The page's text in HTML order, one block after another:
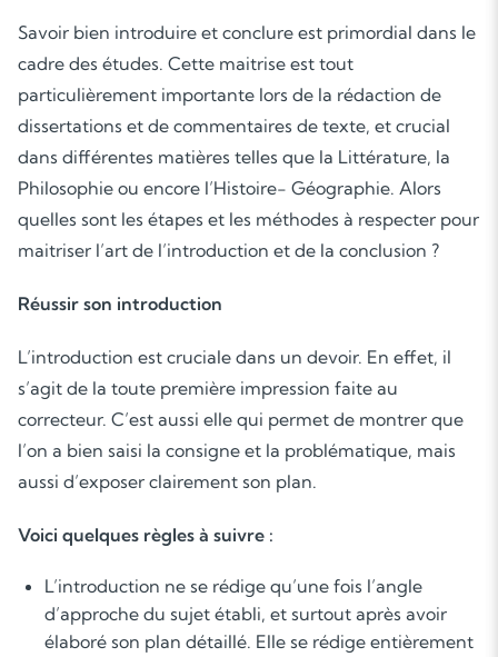
Savoir bien introduire et conclure est primordial dans le
cadre des études. Cette maitrise est tout
particulièrement importante lors de la rédaction de
dissertations et de commentaires de texte, et crucial
dans différentes matières telles que la Littérature, la
Philosophie ou encore l’Histoire- Géographie. Alors
quelles sont les étapes et les méthodes à respecter pour
maitriser l’art de l’introduction et de la conclusion ?
Réussir son introduction
L’introduction est cruciale dans un devoir. En effet, il
s’agit de la toute première impression faite au
correcteur. C’est aussi elle qui permet de montrer que
l’on a bien saisi la consigne et la problématique, mais
aussi d’exposer clairement son plan.
Voici quelques règles à suivre :
L’introduction ne se rédige qu’une fois l’angle
d’approche du sujet établi, et surtout après avoir
élaboré son plan détaillé. Elle se rédige entièrement